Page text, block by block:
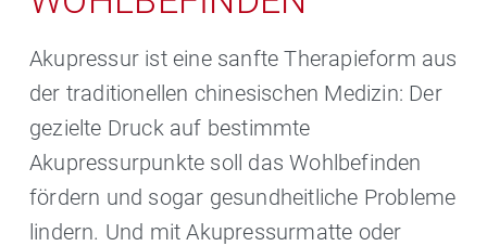
Akupressur ist eine sanfte Therapieform aus
der traditionellen chinesischen Medizin: Der
gezielte Druck auf bestimmte
Akupressurpunkte soll das Wohlbefinden
fördern und sogar gesundheitliche Probleme
lindern. Und mit Akupressurmatte oder